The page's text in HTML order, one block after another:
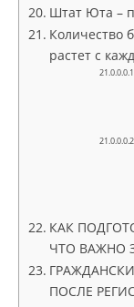
Штат Юта –
Количество
растет с
КАК
ЧТО ВАЖНО
ПОСЛЕ